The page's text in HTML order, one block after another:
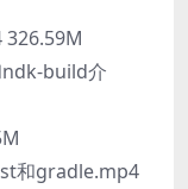
build介
和gradle.mp4